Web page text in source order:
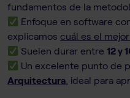
fundamentos de la
Enfoque en software
explicamos cuál es el
Suelen durar entre12 y
Un excelente punto de
Arquitectura , ideal para